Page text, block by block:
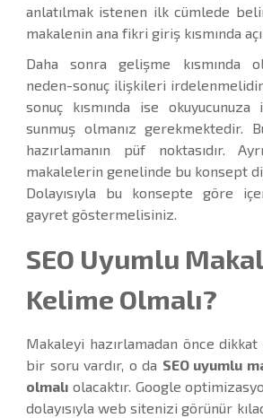
anlatılmak istenen ilk cümlede
makalenin ana fikri giriş kısmında
Daha sonra gelişme kısmında
neden-sonuç ilişkileri irdelenmelidir.
sonuç kısmında ise
sunmuş olmanız gerekmektedir.
hazırlamanın püf noktasıdır.
makalelerin genelinde bu konsept
Dolayısıyla bu konsepte göre
gayret göstermelisiniz.
SEO Uyumlu
Kelime Olmalı?
Makaleyi hazırlamadan önce
bir soru vardır, o da SEO uyumlu
olmalı olacaktır. Google
dolayısıyla web sitenizi görünür